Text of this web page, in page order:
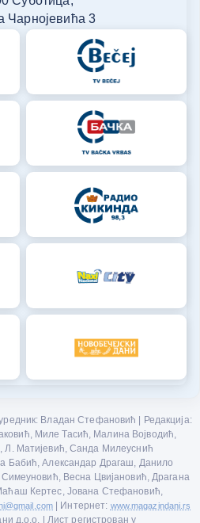
Чарнојевића 3
Владан Стефановић | Редакција:
Миле Тасић, Малина Војводић,
Л. Матијевић, Санда Милеуснић
Бабић, Александар Драгаш, Данило
Симеуновић, Весна Цвијановић, Драгана
Кертес, Јована Стефановић,
| Интернет: www.magazindani.rs
д.о.о. | Лист регистрован у